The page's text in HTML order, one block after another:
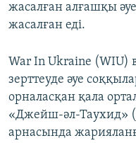
жасалған алғашқы
жасалған еді.
War In Ukraine (WIU)
зерттеуде әуе
орналасқан қала
«Джейш-әл-Таухид»
арнасында